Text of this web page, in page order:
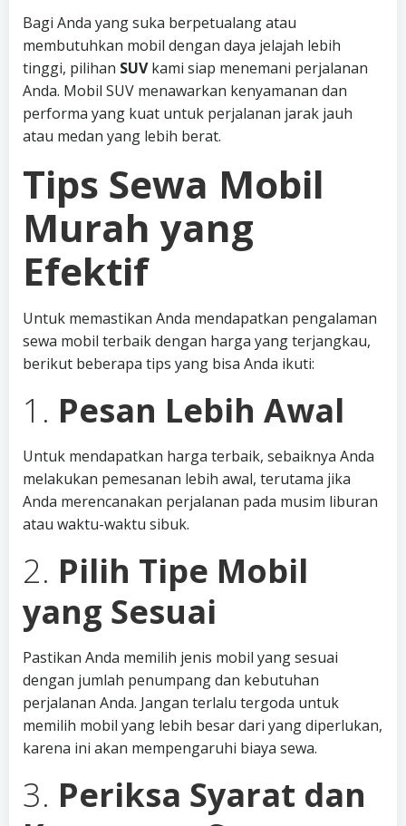
Bagi Anda yang suka berpetualang atau
membutuhkan mobil dengan daya jelajah lebih
tinggi, pilihan SUVkami siap menemani perjalanan
Anda. Mobil SUV menawarkan kenyamanan dan
performa yang kuat untuk perjalanan jarak jauh
atau medan yang lebih berat.
Tips Sewa Mobil
Murah yang
Efektif
Untuk memastikan Anda mendapatkan pengalaman
sewa mobil terbaik dengan harga yang terjangkau,
berikut beberapa tips yang bisa Anda ikuti:
1. Pesan Lebih Awal
Untuk mendapatkan harga terbaik, sebaiknya Anda
melakukan pemesanan lebih awal, terutama jika
Anda merencanakan perjalanan pada musim liburan
atau waktu-waktu sibuk.
2. Pilih Tipe Mobil
yang Sesuai
Pastikan Anda memilih jenis mobil yang sesuai
dengan jumlah penumpang dan kebutuhan
perjalanan Anda. Jangan terlalu tergoda untuk
memilih mobil yang lebih besar dari yang diperlukan,
karena ini akan mempengaruhi biaya sewa.
3. Periksa Syarat dan